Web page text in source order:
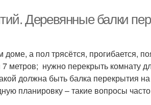
Деревянные балки
а пол трясётся, прогибается,
метров; нужно перекрыть комнату
должна быть балка перекрытия
планировку – такие вопросы